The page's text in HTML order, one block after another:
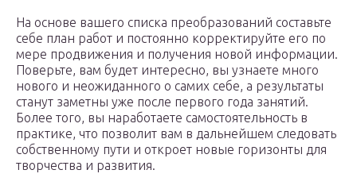
На основе вашего списка преобразований составьте
себе план работ и постоянно корректируйте его по
мере продвижения и получения новой информации.
Поверьте, вам будет интересно, вы узнаете много
нового и неожиданного о самих себе, а результаты
станут заметны уже после первого года занятий.
Более того, вы наработаете самостоятельность в
практике, что позволит вам в дальнейшем следовать
собственному пути и откроет новые горизонты для
творчества и развития.